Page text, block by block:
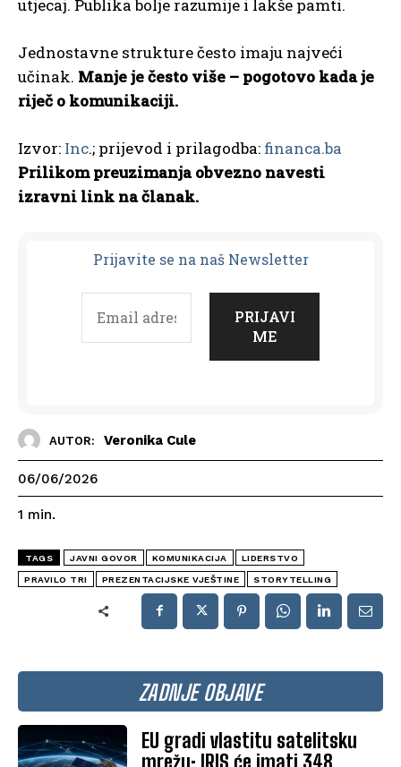
ZADNJE OBJAVE
EU gradi vlastitu satelitsku
mrežu: IRIS će imati 348
utjecaj. Publika bolje razumije i lakše pamti.
Jednostavne strukture često imaju najveći
učinak. Manje je često više – pogotovo kada je
riječ o komunikaciji.
Izvor: Inc.; prijevod i prilagodba: financa.ba
Prilikom preuzimanja obvezno navesti
izravni link na članak.
Prijavite se na naš Newsletter
AUTOR: Veronika Cule
06/06/2026
1 min.
TAGS JAVNI GOVOR KOMUNIKACIJA LIDERSTVO
PRAVILO TRI PREZENTACIJSKE VJEŠTINE STORYTELLING